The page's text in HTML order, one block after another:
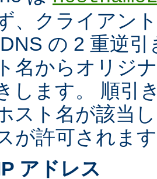
、クライアン
の 2 重逆
名からオリジ
します。 順引
スト名が該当
が許可されま
アドレス